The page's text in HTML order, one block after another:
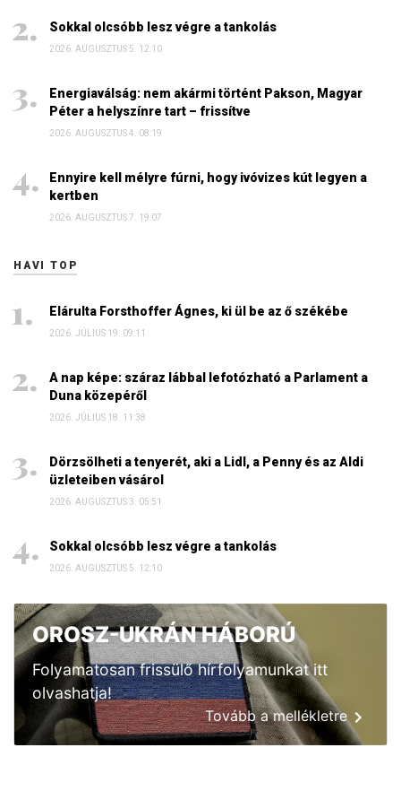
Sokkal olcsóbb lesz végre a tankolás
2026. AUGUSZTUS 5. 12:10
Energiaválság: nem akármi történt Pakson, Magyar
Péter a helyszínre tart – frissítve
2026. AUGUSZTUS 4. 08:19
Ennyire kell mélyre fúrni, hogy ivóvizes kút legyen a
kertben
2026. AUGUSZTUS 7. 19:07
HAVI TOP
Elárulta Forsthoffer Ágnes, ki ül be az ő székébe
2026. JÚLIUS 19. 09:11
A nap képe: száraz lábbal lefotózható a Parlament a
Duna közepéről
2026. JÚLIUS 18. 11:38
Dörzsölheti a tenyerét, aki a Lidl, a Penny és az Aldi
üzleteiben vásárol
2026. AUGUSZTUS 3. 05:51
Sokkal olcsóbb lesz végre a tankolás
2026. AUGUSZTUS 5. 12:10
OROSZ-UKRÁN HÁBORÚ
Folyamatosan frissülő hírfolyamunkat itt
olvashatja!
Tovább a mellékletre